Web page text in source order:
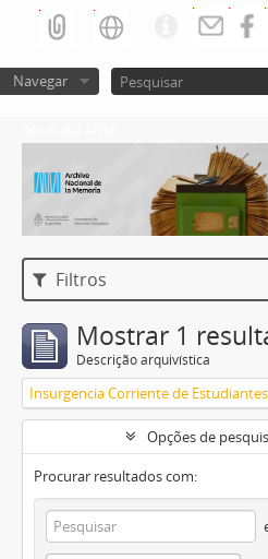
Navegar
Filtros
Mostrar 1
Descrição arquivística
Opções de
Procurar resultados com: